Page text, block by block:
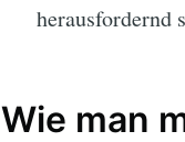
herausfordernd
Wie man